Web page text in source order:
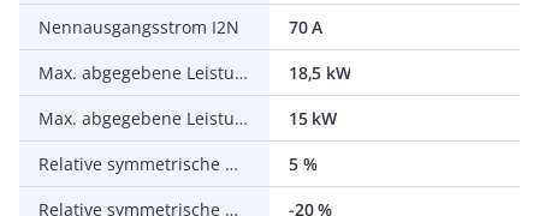
Nennausgangsstrom I2N
70 A
Max. abgegebene Leistung bei quadrat. Belastung bei Bemessungsausgangsspannung
18,5 kW
Max. abgegebene Leistung bei linearer Belastung bei Bemessungsausgangsspannung
15 kW
Relative symmetrische Netzfrequenztoleranz
5 %
Relative symmetrische Netzspannungstoleranz
-20 %